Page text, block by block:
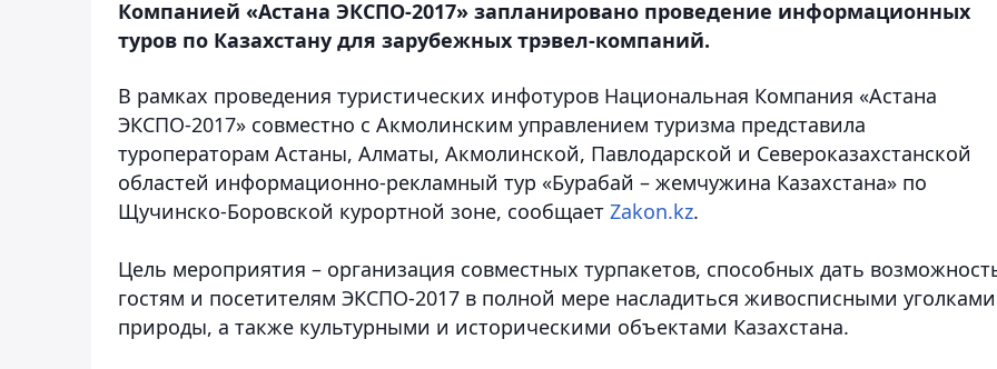
Компанией «Астана ЭКСПО-2017» запланировано проведение информационных
туров по Казахстану для зарубежных трэвел-компаний.
В рамках проведения туристических инфотуров Национальная Компания «Астана
ЭКСПО-2017» совместно с Акмолинским управлением туризма представила
туроператорам Астаны, Алматы, Акмолинской, Павлодарской и Североказахстанской
областей информационно-рекламный тур «Бурабай – жемчужина Казахстана» по
Щучинско-Боровской курортной зоне, сообщает Zakon.kz.
Цель мероприятия – организация совместных турпакетов, способных дать
гостям и посетителям ЭКСПО-2017 в полной мере насладиться живосписными уголками
природы, а также культурными и историческими объектами Казахстана.